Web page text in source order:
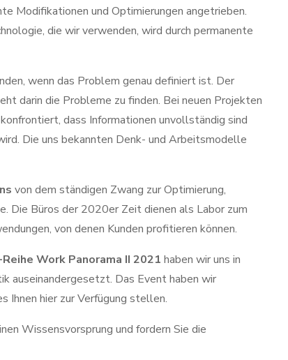
Modifikationen und Optimierungen angetrieben.
die wir verwenden, wird durch permanente
wenn das Problem genau definiert ist. Der
darin die Probleme zu finden. Bei neuen Projekten
dass Informationen unvollständig sind
Die uns bekannten Denk- und Arbeitsmodelle
von dem ständigen Zwang zur Optimierung,
Die Büros der 2020er Zeit dienen als Labor zum
von denen Kunden profitieren können.
Work Panorama II 2021 haben wir uns in
auseinandergesetzt. Das Event haben wir
Ihnen hier zur Verfügung stellen.
Wissensvorsprung und fordern Sie die